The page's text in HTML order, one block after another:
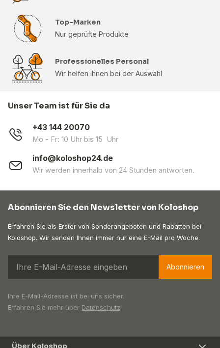
Top-Marken
Nur geprüfte Produkte
Professionelles Personal
Wir helfen Ihnen bei der Auswahl
Unser Team ist für Sie da
+43 144 20070
Mo - Fr: 10 Uhr bis 15 Uhr
info@koloshop24.de
Wir werden innerhalb von 24 Stunden antworten.
Abonnieren Sie den Newsletter von Koloshop
Erfahren Sie als Erster von Sonderangeboten und Rabatten bei
Koloshop. Wir senden Ihnen immer nur eine E-Mail pro Woche.
Abonnieren
Ihre E-Mail-Adresse ist bei uns sicher.
Erfahren Sie mehr über Datenschutz.